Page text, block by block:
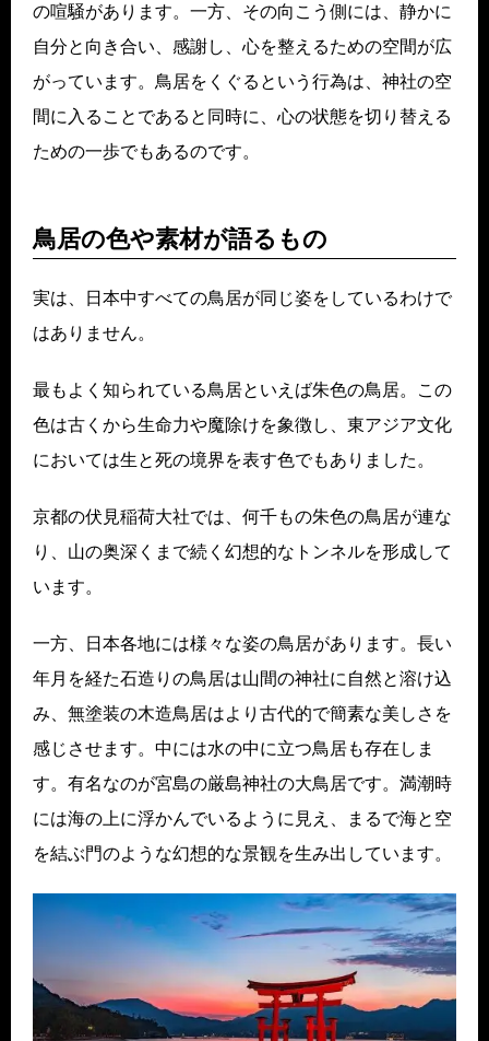
の喧騒があります。一方、その向こう側には、静かに
自分と向き合い、感謝し、心を整えるための空間が広
がっています。鳥居をくぐるという行為は、神社の空
間に入ることであると同時に、心の状態を切り替える
ための一歩でもあるのです。
鳥居の色や素材が語るもの
実は、日本中すべての鳥居が同じ姿をしているわけで
はありません。
最もよく知られている鳥居といえば朱色の鳥居。この
色は古くから生命力や魔除けを象徴し、東アジア文化
においては生と死の境界を表す色でもありました。
京都の伏見稲荷大社では、何千もの朱色の鳥居が連な
り、山の奥深くまで続く幻想的なトンネルを形成して
います。
一方、日本各地には様々な姿の鳥居があります。長い
年月を経た石造りの鳥居は山間の神社に自然と溶け込
み、無塗装の木造鳥居はより古代的で簡素な美しさを
感じさせます。中には水の中に立つ鳥居も存在しま
す。有名なのが宮島の厳島神社の大鳥居です。満潮時
には海の上に浮かんでいるように見え、まるで海と空
を結ぶ門のような幻想的な景観を生み出しています。